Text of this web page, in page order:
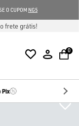
O CUPOM NG5
frete grátis!
0